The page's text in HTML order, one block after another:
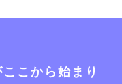
こから始まり